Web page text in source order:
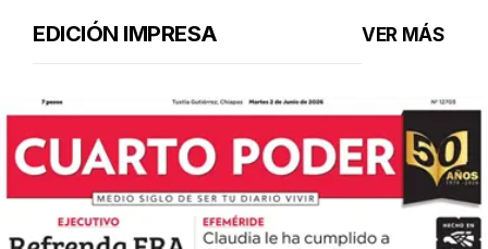
EDICIÓN IMPRESA VER MÁS